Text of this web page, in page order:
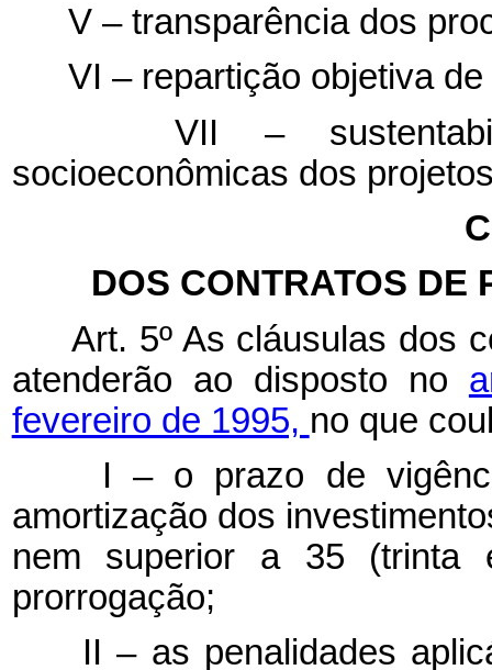
V – transparência dos
VI – repartição objetiva
VII –
socioeconômicas dos
DOS CONTRATOS DE
Art. 5º As cláusulas dos
atenderão ao disposto no
fevereiro de 1995, no que
I – o prazo de
amortização dos
nem superior a 35 (trinta
prorrogação;
II – as penalidades